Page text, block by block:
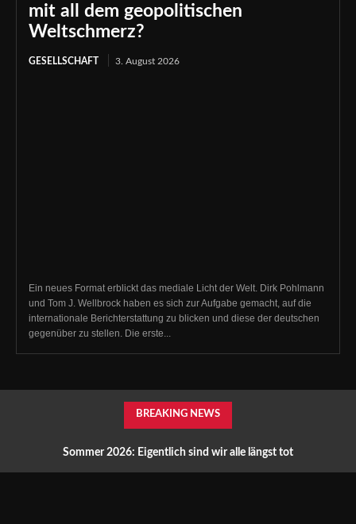
mit all dem geopolitischen
Weltschmerz?
GESELLSCHAFT 3. August 2026
Ein neues Format erblickt das mediale Licht der Welt. Dirk Pohlmann
und Tom J. Wellbrock haben es sich zur Aufgabe gemacht, auf die
internationale Berichterstattung zu blicken und diese der deutschen
gegenüber zu stellen. Die erste...
BREAKING NEWS
Sommer 2026: Eigentlich sind wir alle längst tot